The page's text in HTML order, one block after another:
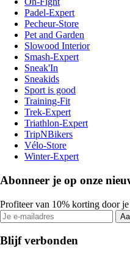
Padel-Expert
Pecheur-Store
Pet and Garden
Slowood Interior
Smash-Expert
Sneak'In
Sneakids
Sport is good
Training-Fit
Trek-Expert
Triathlon-Expert
TripNBikers
Vélo-Store
Winter-Expert
Abonneer je op onze
Profiteer van 10% korting door
Blijf verbonden